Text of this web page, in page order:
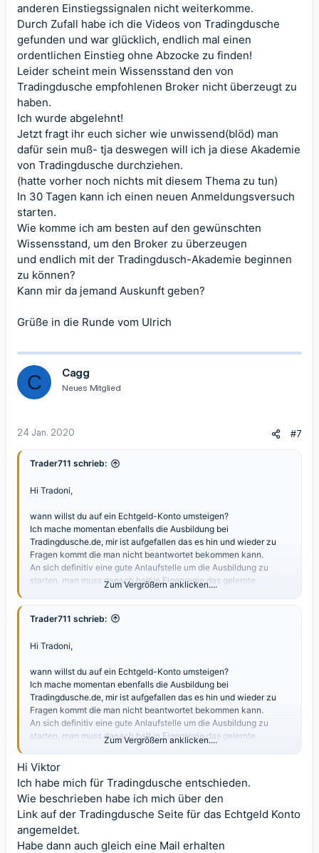
anderen Einstiegssignalen nicht weiterkomme.
Durch Zufall habe ich die Videos von Tradingdusche
gefunden und war glücklich, endlich mal einen
ordentlichen Einstieg ohne Abzocke zu finden!
Leider scheint mein Wissensstand den von
Tradingdusche empfohlenen Broker nicht überzeugt zu
haben.
Ich wurde abgelehnt!
Jetzt fragt ihr euch sicher wie unwissend(blöd) man
dafür sein muß- tja deswegen will ich ja diese Akademie
von Tradingdusche durchziehen.
(hatte vorher noch nichts mit diesem Thema zu tun)
In 30 Tagen kann ich einen neuen Anmeldungsversuch
starten.
Wie komme ich am besten auf den gewünschten
Wissensstand, um den Broker zu überzeugen
und endlich mit der Tradingdusch-Akademie beginnen
zu können?
Kann mir da jemand Auskunft geben?
Grüße in die Runde vom Ulrich
C Cagg
Neues Mitglied
24 Jan. 2020 #7
Trader711 schrieb:
Hi Tradoni,
wann willst du auf ein Echtgeld-Konto umsteigen?
Ich mache momentan ebenfalls die Ausbildung bei
Tradingdusche.de, mir ist aufgefallen das es hin und wieder zu
Fragen kommt die man nicht beantwortet bekommen kann.
An sich definitiv eine gute Anlaufstelle um die Ausbildung zu
starten, man muss danach halt in Eigenregie das gelernte
vertiefen und ausbauen (Fundamental- und Chartanalyse, sowie
Videos schaue ich mir parallel auch an wenn es um ein
noch. Dann wollte ich an die Videos mit der Charttechnik ran, um
mir dort das wissen zu holen das relevant ist.
Was hälst du von einer Whatsapp-Gruppe mit anderen Tradern
aus diesem Forum, für den austausch von Informationen bzw.
Unterstützung um voran zukommen?
Gruß Viktor
Zum Vergrößern anklicken....
Trader711 schrieb:
Hi Tradoni,
wann willst du auf ein Echtgeld-Konto umsteigen?
Ich mache momentan ebenfalls die Ausbildung bei
Tradingdusche.de, mir ist aufgefallen das es hin und wieder zu
Fragen kommt die man nicht beantwortet bekommen kann.
An sich definitiv eine gute Anlaufstelle um die Ausbildung zu
starten, man muss danach halt in Eigenregie das gelernte
vertiefen und ausbauen (Fundamental- und Chartanalyse, sowie
Risiko-Moneymanagement ect.).
Videos schaue ich mir parallel auch an wenn es um ein
bestimmtes Thema geht um noch mehr Support zu erhalten.
Ich bin jetzt fasst mit der Ausbildung durch, schätze 2 Wochen
noch. Dann wollte ich an die Videos mit der Charttechnik ran, um
mir dort das wissen zu holen das relevant ist.
Zum Vergrößern anklicken....
Hi Viktor
Ich habe mich für Tradingdusche entschieden.
Wie beschrieben habe ich mich über den
Link auf der Tradingdusche Seite für das Echtgeld Konto
angemeldet.
Habe dann auch gleich eine Mail erhalten